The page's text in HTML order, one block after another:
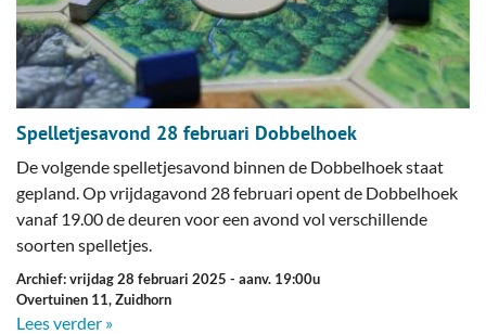
Spelletjesavond 28 februari Dobbelhoek
De volgende spelletjesavond binnen de Dobbelhoek staat
gepland. Op vrijdagavond 28 februari opent de Dobbelhoek
vanaf 19.00 de deuren voor een avond vol verschillende
soorten spelletjes.
Archief: vrijdag 28 februari 2025 - aanv. 19:00u
Overtuinen 11, Zuidhorn
Lees verder »